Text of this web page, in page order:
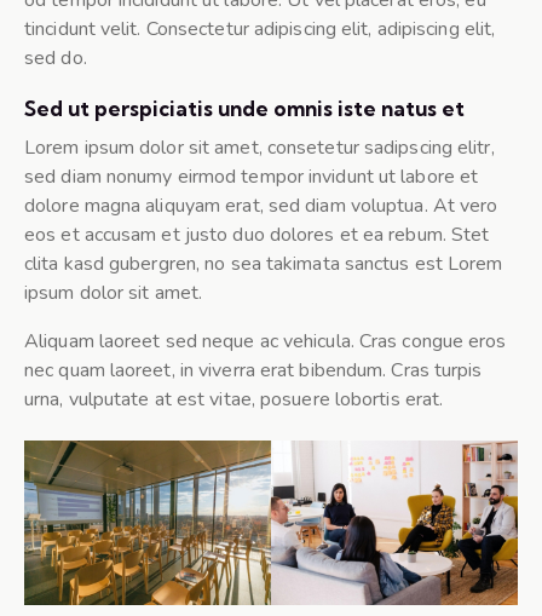
tincidunt velit. Consectetur adipiscing elit, adipiscing elit,
sed do.
Sed ut perspiciatis unde omnis iste natus et
Lorem ipsum dolor sit amet, consetetur sadipscing elitr,
sed diam nonumy eirmod tempor invidunt ut labore et
dolore magna aliquyam erat, sed diam voluptua. At vero
eos et accusam et justo duo dolores et ea rebum. Stet
clita kasd gubergren, no sea takimata sanctus est Lorem
ipsum dolor sit amet.
Aliquam laoreet sed neque ac vehicula. Cras congue eros
nec quam laoreet, in viverra erat bibendum. Cras turpis
urna, vulputate at est vitae, posuere lobortis erat.